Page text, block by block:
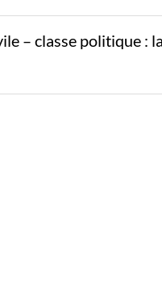
– classe politique :